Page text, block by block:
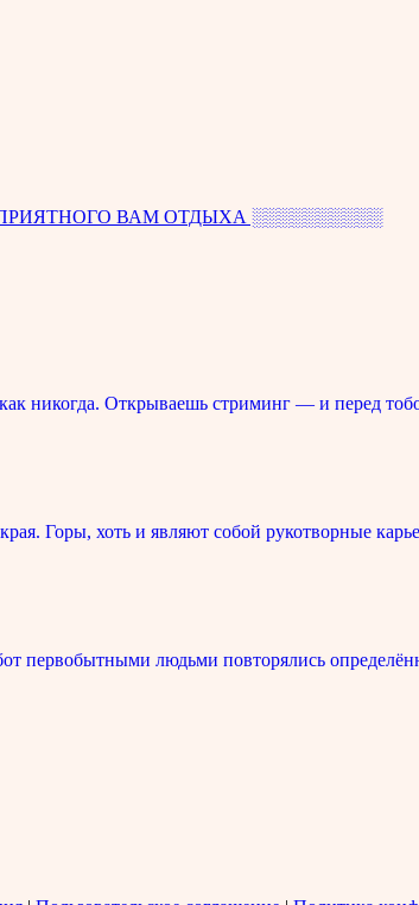
ВАМ ОТДЫХА ░░░░░░░░░░
никогда. Открываешь стриминг — и перед
Горы, хоть и являют собой рукотворные
людьми повторялись